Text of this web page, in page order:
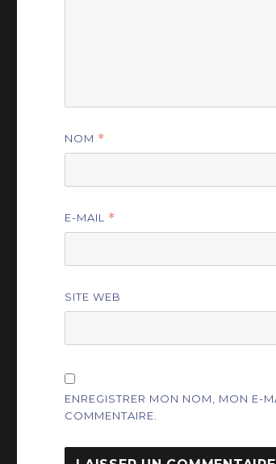
NOM *
E-MAIL *
SITE WEB
ENREGISTRER MON NOM, MON E-
COMMENTAIRE.